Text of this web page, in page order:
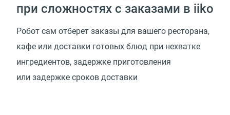
при сложностях с заказами в iiko
Робот сам отберет заказы для вашего ресторана,
кафе или доставки готовых блюд при нехватке
ингредиентов, задержке приготовления
или задержке сроков доставки